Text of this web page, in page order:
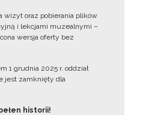
wizyt oraz pobierania plików
i lekcjami muzealnymi –
wersja oferty bez
1 grudnia 2025 r. oddział
jest zamknięty dla
historii!